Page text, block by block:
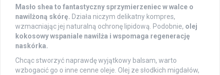
Masło shea to fantastyczny sprzymierzeniec w walce o
nawilżoną skórę. Działa niczym delikatny kompres,
wzmacniając jej naturalną ochronę lipidową. Podobnie, olej
kokosowy wspaniale nawilża i wspomaga regenerację
naskórka.
Chcąc stworzyć naprawdę wyjątkowy balsam, warto
wzbogacić go o inne cenne oleje. Olej ze słodkich migdałów,